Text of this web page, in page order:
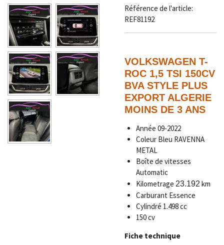
Référence de l'article:
REF81192
VOLKSWAGEN T-
ROC 1,5 TSI 150CV
BVA STYLE PLUS
EXPORT ALGERIE
MOINS DE 3 ANS
Année 09-2022
Coleur Bleu RAVENNA
METAL
Boîte de vitesses
Automatic
Kilometrage 23.192 km
Carburant Essence
Cylindré 1.498 cc
150 cv
Fiche technique